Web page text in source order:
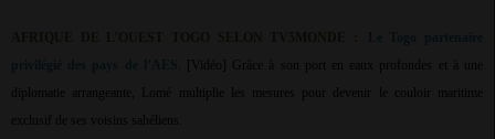
. [Vidéo] Grâce à son port en eaux profondes et à une
diplomatie arrangeante, Lomé multiplie les mesures pour devenir le couloir maritime
exclusif de ses voisins sahéliens.